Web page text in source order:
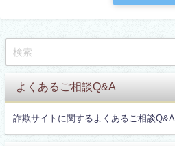
よくあるご相談Q&A
詐欺サイトに関するよくあるご相談Q&A